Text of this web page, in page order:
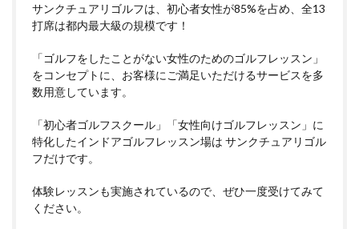
サンクチュアリゴルフは、初心者女性が85%を占め、全13
打席は都内最大級の規模です！
「ゴルフをしたことがない女性のためのゴルフレッスン」
をコンセプトに、お客様にご満足いただけるサービスを多
数用意しています。
「初心者ゴルフスクール」「女性向けゴルフレッスン」に
特化したインドアゴルフレッスン場は サンクチュアリゴル
フだけです。
体験レッスンも実施されているので、ぜひ一度受けてみて
ください。